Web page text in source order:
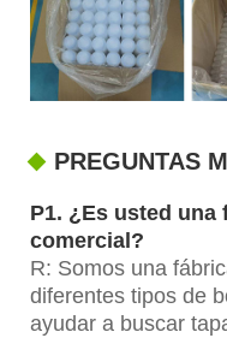
PREGUNTAS
P1. ¿Es usted una
comercial?
R: Somos una
diferentes tipos de
ayudar a buscar